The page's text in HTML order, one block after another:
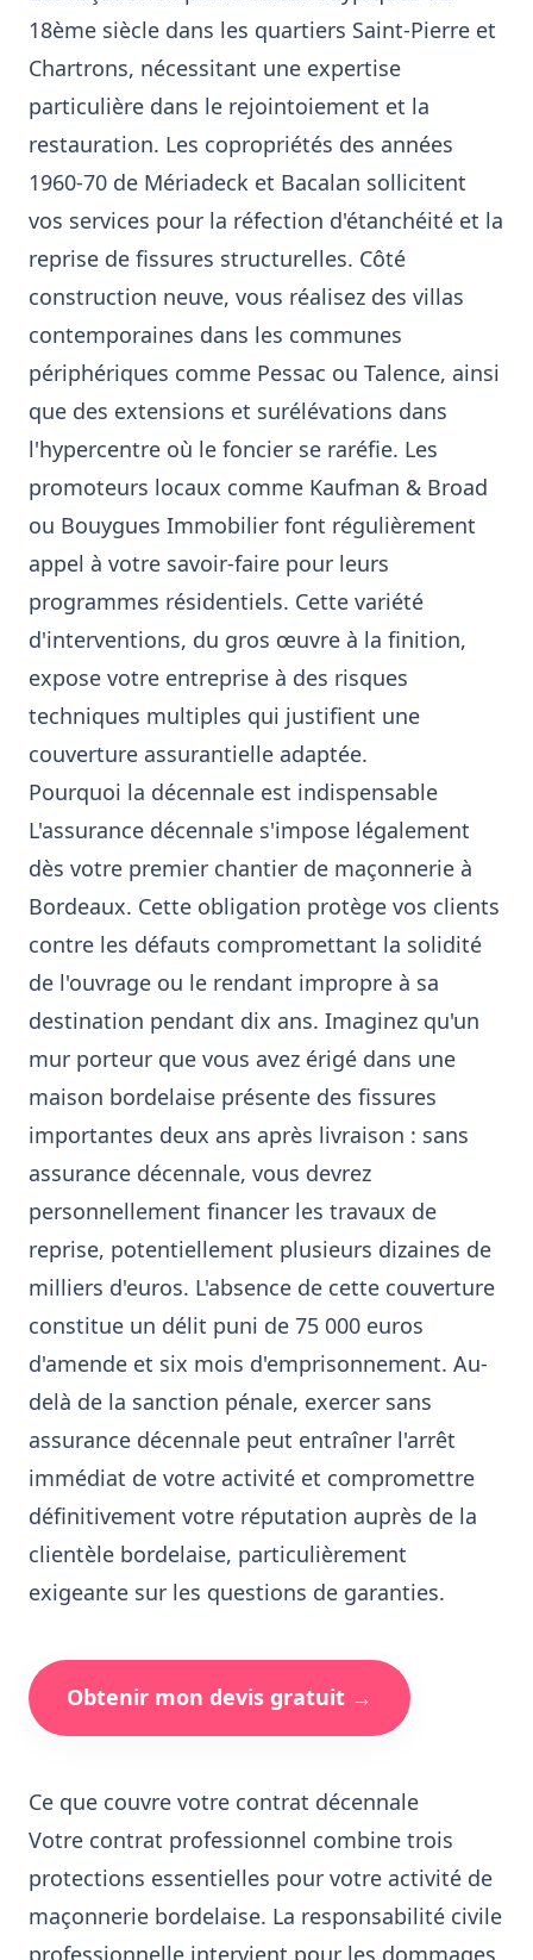
18ème siècle dans les quartiers Saint-Pierre et
Chartrons, nécessitant une expertise
particulière dans le rejointoiement et la
restauration. Les copropriétés des années
1960-70 de Mériadeck et Bacalan sollicitent
vos services pour la réfection d'étanchéité et la
reprise de fissures structurelles. Côté
construction neuve, vous réalisez des villas
contemporaines dans les communes
périphériques comme Pessac ou Talence, ainsi
que des extensions et surélévations dans
l'hypercentre où le foncier se raréfie. Les
promoteurs locaux comme Kaufman & Broad
ou Bouygues Immobilier font régulièrement
appel à votre savoir-faire pour leurs
programmes résidentiels. Cette variété
d'interventions, du gros œuvre à la finition,
expose votre entreprise à des risques
techniques multiples qui justifient une
couverture assurantielle adaptée.
Pourquoi la décennale est indispensable
L'assurance décennale s'impose légalement
dès votre premier chantier de maçonnerie à
Bordeaux. Cette obligation protège vos clients
contre les défauts compromettant la solidité
de l'ouvrage ou le rendant impropre à sa
destination pendant dix ans. Imaginez qu'un
mur porteur que vous avez érigé dans une
maison bordelaise présente des fissures
importantes deux ans après livraison : sans
assurance décennale, vous devrez
personnellement financer les travaux de
reprise, potentiellement plusieurs dizaines de
milliers d'euros. L'absence de cette couverture
constitue un délit puni de 75 000 euros
d'amende et six mois d'emprisonnement. Au-
delà de la sanction pénale, exercer sans
assurance décennale peut entraîner l'arrêt
immédiat de votre activité et compromettre
définitivement votre réputation auprès de la
clientèle bordelaise, particulièrement
exigeante sur les questions de garanties.
Obtenir mon devis gratuit →
Ce que couvre votre contrat décennale
Votre contrat professionnel combine trois
protections essentielles pour votre activité de
maçonnerie bordelaise. La responsabilité civile